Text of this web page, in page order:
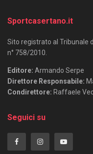
Sportcasertano.it
Sito registrato al Tribunale
n° 758/2010.
Editore: Armando Serpe
Direttore Responsabile:
Condirettore: Raffaele
Seguici su